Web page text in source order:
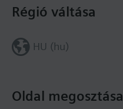
Oldal megosztása
Régió váltása
HU (hu)